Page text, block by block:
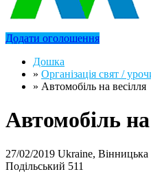
Додати оголошення
Дошка
» Організація свят /
» Автомобіль на весілля
Автомобіль
27/02/2019 Ukraine,
Подільський 511